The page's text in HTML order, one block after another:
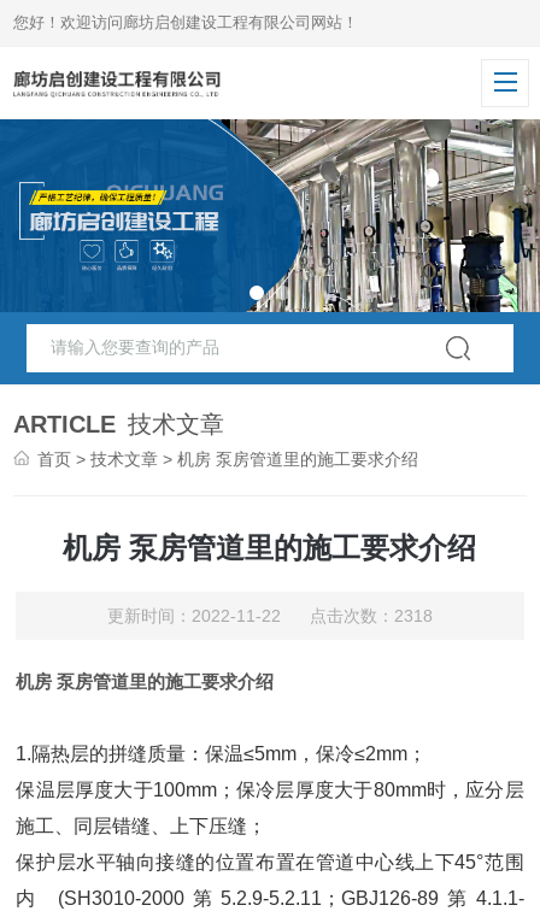
您好！欢迎访问廊坊启创建设工程有限公司网站！
ARTICLE 技术文章
首页 >技术文章 > 机房 泵房管道里的施工要求介绍
机房 泵房管道里的施工要求介绍
更新时间：2022-11-22 点击次数：2318
机房 泵房管道里的施工要求介绍
1.隔热层的拼缝质量：保温≤5mm，保冷≤2mm；
保温层厚度大于100mm；保冷层厚度大于80mm时，应分层
施工、同层错缝、上下压缝；
保护层水平轴向接缝的位置布置在管道中心线上下45°范围
内 (SH3010-2000第5.2.9-5.2.11；GBJ126-89第4.1.1-